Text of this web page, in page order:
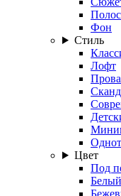
Фон
Стиль
Лофт
Цвет
Под
Белый